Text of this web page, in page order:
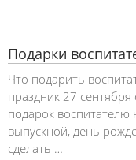
Подарки
Что подарить
праздник 27 сентября
подарок воспитателю
выпускной, день
сделать …